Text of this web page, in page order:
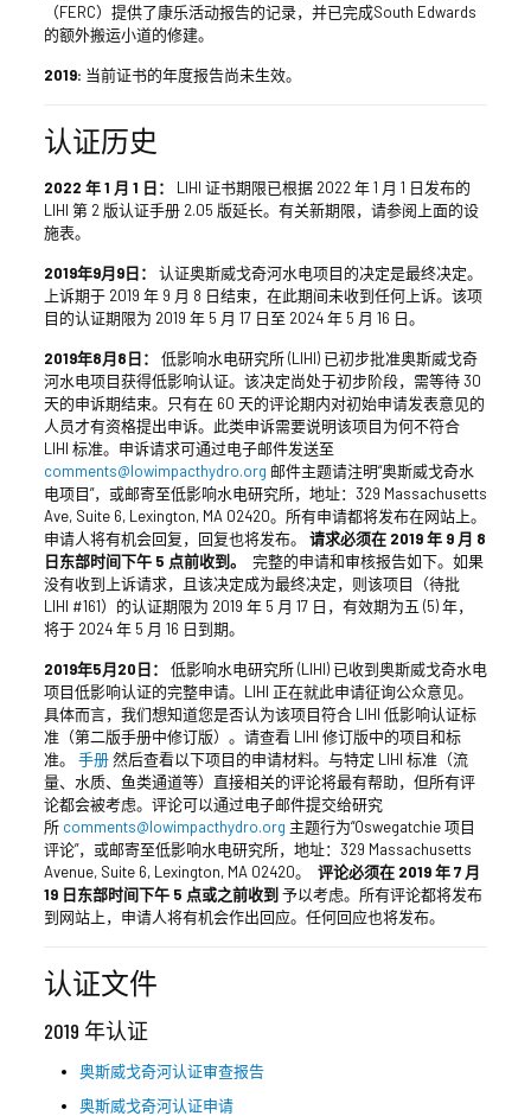
（FERC）提供了康乐活动报告的记录，并已完成South Edwards
的额外搬运小道的修建。
2019: 当前证书的年度报告尚未生效。
认证历史
2022 年 1 月 1 日：
LIHI 证书期限已根据 2022 年 1 月 1 日发布的
LIHI 第 2 版认证手册 2.05 版延长。有关新期限，请参阅上面的设
施表。
2019年9月9日：
认证奥斯威戈奇河水电项目的决定是最终决定。
上诉期于 2019 年 9 月 8 日结束，在此期间未收到任何上诉。该项
目的认证期限为 2019 年 5 月 17 日至 2024 年 5 月 16 日。
2019年8月8日： 低影响水电研究所 (LIHI) 已初步批准奥斯威戈奇
河水电项目获得低影响认证。该决定尚处于初步阶段，需等待 30
天的申诉期结束。只有在 60 天的评论期内对初始申请发表意见的
人员才有资格提出申诉。此类申诉需要说明该项目为何不符合
LIHI 标准。申诉请求可通过电子邮件发送至
comments@lowimpacthydro.org 邮件主题请注明“奥斯威戈奇水
电项目”，或邮寄至低影响水电研究所，地址：329 Massachusetts
Ave, Suite 6, Lexington, MA 02420。所有申请都将发布在网站上。
申请人将有机会回复，回复也将发布。 请求必须在 2019 年 9 月 8
日东部时间下午 5 点前收到。 完整的申请和审核报告如下。如果
没有收到上诉请求，且该决定成为最终决定，则该项目（待批
LIHI #161）的认证期限为 2019 年 5 月 17 日，有效期为五 (5) 年，
将于 2024 年 5 月 16 日到期。
2019年5月20日：
低影响水电研究所 (LIHI) 已收到奥斯威戈奇水电
项目低影响认证的完整申请。LIHI 正在就此申请征询公众意见。
具体而言，我们想知道您是否认为该项目符合 LIHI 低影响认证标
准（第二版手册中修订版）。请查看 LIHI 修订版中的项目和标
准。 手册然后查看以下项目的申请材料。与特定 LIHI 标准（流
量、水质、鱼类通道等）直接相关的评论将最有帮助，但所有评
论都会被考虑。评论可以通过电子邮件提交给研究
所 comments@lowimpacthydro.org 主题行为“Oswegatchie 项目
评论”，或邮寄至低影响水电研究所，地址：329 Massachusetts
Avenue, Suite 6, Lexington, MA 02420。 评论必须在 2019 年 7 月
19 日东部时间下午 5 点或之前收到予以考虑。所有评论都将发布
到网站上，申请人将有机会作出回应。任何回应也将发布。
认证文件
2019 年认证
奥斯威戈奇河认证审查报告
奥斯威戈奇河认证申请